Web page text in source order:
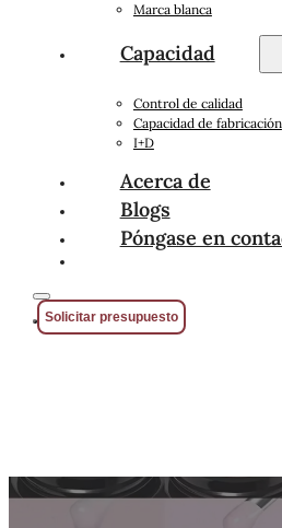
Marca blanca
Capacidad
Control de calidad
Capacidad de fabricación
I+D
Acerca de
Blogs
Póngase en
Solicitar presupuesto